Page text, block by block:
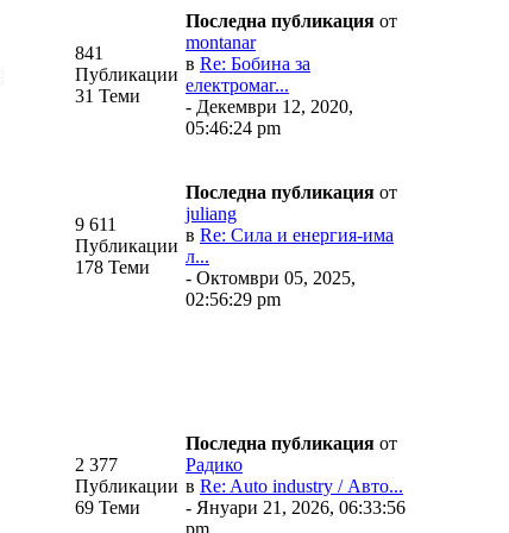
841
Публикации
31 Теми
Последна публикация от
montanar
в Re: Бобина за
електромаг...
- Декември 12, 2020,
05:46:24 pm
9 611
Публикации
178 Теми
Последна публикация от
juliang
в Re: Сила и енергия-има
л...
- Октомври 05, 2025,
02:56:29 pm
2 377
Публикации
69 Теми
Последна публикация от
Радико
в Re: Auto industry / Авто...
- Януари 21, 2026, 06:33:56